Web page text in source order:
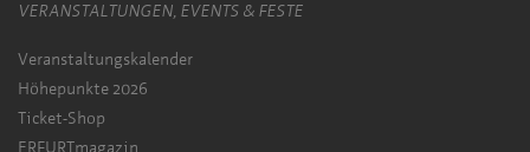
VERANSTALTUNGEN, EVENTS & FESTE
Veranstaltungskalender
Höhepunkte 2026
Ticket-Shop